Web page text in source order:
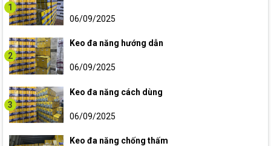
1
06/09/2025
2
Keo đa năng hướng dẫn
06/09/2025
3
Keo đa năng cách dùng
06/09/2025
Keo đa năng chống thấm